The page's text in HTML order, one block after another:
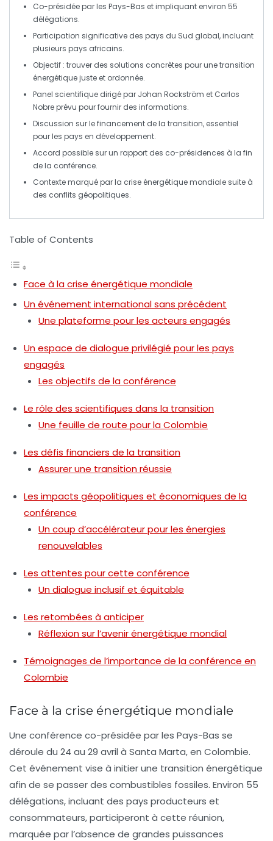
Co-présidée par les Pays-Bas et impliquant environ 55
délégations.
Participation significative des pays du Sud global, incluant
plusieurs pays africains.
Objectif : trouver des solutions concrètes pour unetransition
énergétiquejuste et ordonnée.
Panel scientifique dirigé par Johan Rockström et Carlos
Nobreprévu pour fournir des informations.
Discussion sur lefinancement de la transition, essentiel
pour les pays en développement.
Accord possible sur un rapport des co-présidences à la fin
de la conférence.
Contexte marqué par la crise énergétique mondiale suite à
des conflits géopolitiques.
Table of Contents
Face à la crise énergétique mondiale
Un événement international sans précédent
Une plateforme pour les acteurs engagés
Un espace de dialogue privilégié pour les pays
engagés
Les objectifs de la conférence
Le rôle des scientifiques dans la transition
Une feuille de route pour la Colombie
Les défis financiers de la transition
Assurer une transition réussie
Les impacts géopolitiques et économiques de la
conférence
Un coup d’accélérateur pour les énergies
renouvelables
Les attentes pour cette conférence
Un dialogue inclusif et équitable
Les retombées à anticiper
Réflexion sur l’avenir énergétique mondial
Témoignages de l’importance de la conférence en
Colombie
Face à la crise énergétique mondiale
Une conférence co-présidée par les Pays-Bas se
déroule du 24 au 29 avril à Santa Marta, en Colombie.
Cet événement vise à initier une transition énergétique
afin de se passer des combustibles fossiles. Environ 55
délégations, incluant des pays producteurs et
consommateurs, participeront à cette réunion,
marquée par l’absence de grandes puissances